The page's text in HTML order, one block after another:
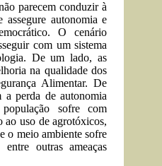
parecem conduzir à
autonomia e
O cenário
com um sistema
De um lado, as
na qualidade dos
Alimentar. De
a perda de autonomia
sofre com
ao uso de agrotóxicos,
o meio ambiente sofre
outras ameaças